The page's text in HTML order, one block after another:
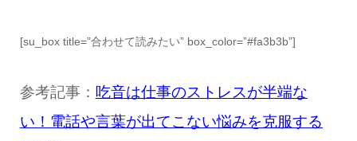
[su_box title=”合わせて読みたい” box_color=”#fa3b3b”]
参考記事： 吃音は仕事のストレスが半端な
い！電話や言葉が出てこない悩みを克服する